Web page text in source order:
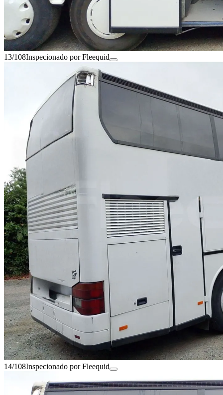
13/108Inspecionado por Fleequid
14/108Inspecionado por Fleequid